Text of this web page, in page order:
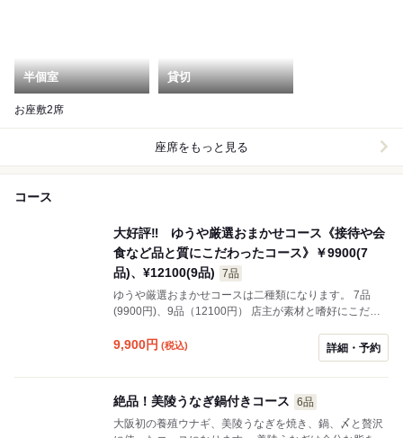
半個室
お座敷2席
貸切
座席をもっと見る
コース
大好評‼ ゆうや厳選おまかせコース《接待や会
食など品と質にこだわったコース》￥9900(7
品)、¥12100(9品)
7品
ゆうや厳選おまかせコースは二種類になります。 7品
(9900円)、9品（12100円） 店主が素材と嗜好にこだわ
たい献立に仕立てました。大切なひとときに寄り添える
9,900円 (税込) 詳細・予約
絶品！美陵うなぎ鍋付きコース
6品
大阪初の養殖ウナギ、美陵うなぎを焼き、鍋、〆と贅沢